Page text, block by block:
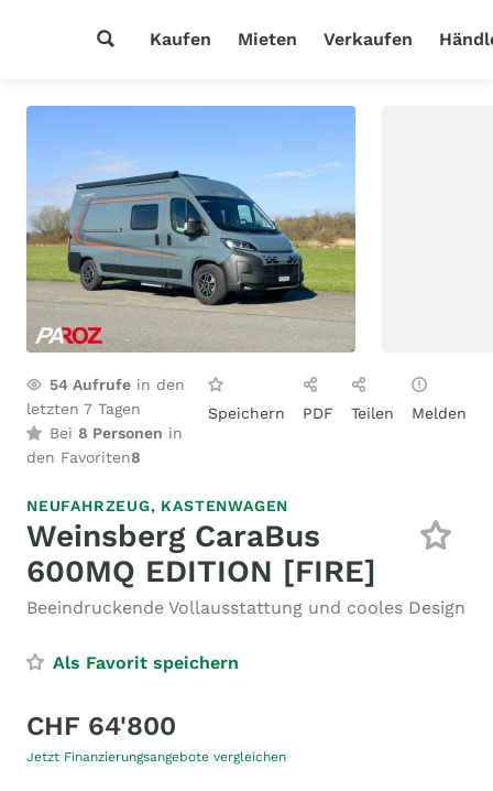
Kaufen Mieten Verkaufen
54 Aufrufe in den
letzten 7 Tagen
Bei 8 Personen in
den Favoriten8
Speichern PDF Teilen Melden
NEUFAHRZEUG, KASTENWAGEN
Weinsberg CaraBus
600MQ EDITION [FIRE]
Beeindruckende Vollausstattung und cooles Design
Als Favorit speichern
CHF 64'800
Jetzt Finanzierungsangebote vergleichen